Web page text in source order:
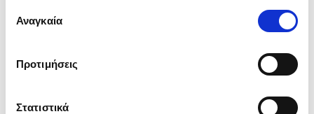
ενδιαφέρουν και να επιλέξετε από τα παρακάτω με την
΄΄και να ενημερωθείτε σχετικά με
συγκατάθεσης
Αναγκαία
Προτιμήσεις
Στατιστικά